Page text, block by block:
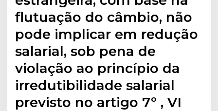
flutuação do câmbio, não
pode implicar em redução
salarial, sob pena de
violação ao princípio da
irredutibilidade salarial
previsto no artigo 7º , VI